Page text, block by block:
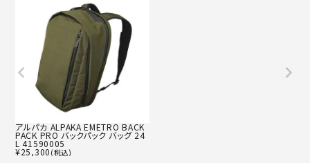
アルパカ ALPAKA EMETRO BACK
PACK PRO バックパック バッグ 24
L 41590005
¥25,300 (税込)